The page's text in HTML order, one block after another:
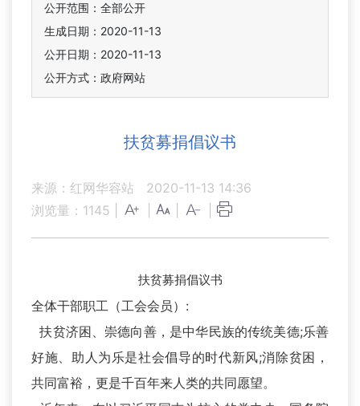
公开范围：全部公开
生成日期：2020-11-13
公开日期：2020-11-13
公开方式：政府网站
扶贫募捐倡议书
来源：红网华容站
2020-11-13 14:36
浏览量： 1145
扶贫募捐倡议书
全体干部职工（工会会员）:
扶贫济困、崇德向善，是中华民族的传统美德;乐善
好施、助人为乐是社会倡导的时代新风;消除贫困，
共同富裕，更是千百年来人类的共同愿望。